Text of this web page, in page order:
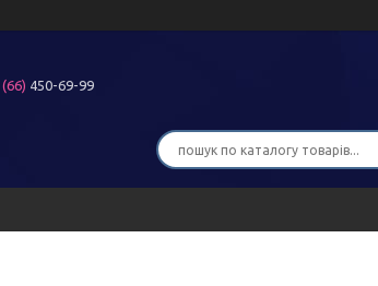
(66) 450-69-99